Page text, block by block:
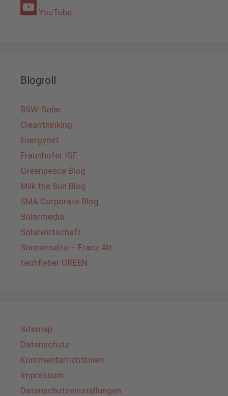
YouTube
Blogroll
BSW-Solar
Cleanthinking
Energynet
Fraunhofer ISE
Greenpeace Blog
Milk the Sun Blog
SMA Corporate Blog
Solarmedia
Solarwirtschaft
Sonnenseite – Franz Alt
techfieber GREEN
Sitemap
Datenschutz
Kommentarrichtlinien
Impressum
Datenschutzeinstellungen